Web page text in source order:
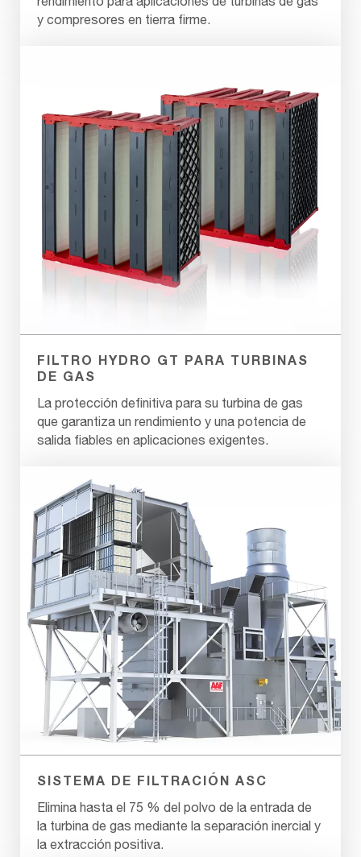
y compresores en tierra firme.
FILTRO HYDRO GT PARA TURBINAS
DE GAS
La protección definitiva para su turbina de gas
que garantiza un rendimiento y una potencia de
salida fiables en aplicaciones exigentes.
SISTEMA DE FILTRACIÓN ASC
Elimina hasta el 75 % del polvo de la entrada de
la turbina de gas mediante la separación inercial y
la extracción positiva.